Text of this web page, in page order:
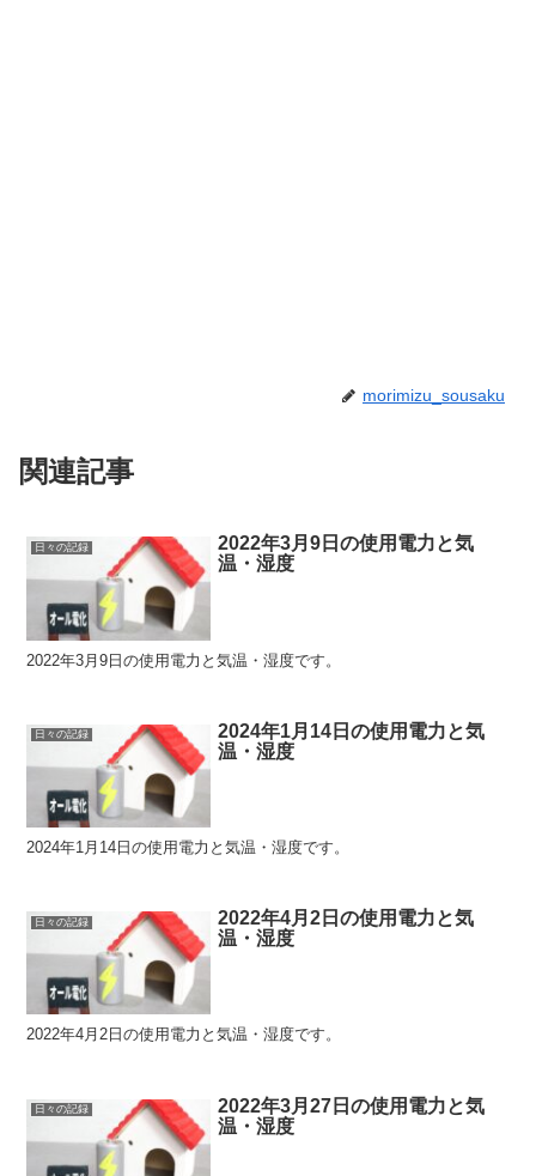
morimizu_sousaku
関連記事
日々の記録
2022年3月9日の使用電力と気
温・湿度
2022年3月9日の使用電力と気温・湿度です。
日々の記録
2024年1月14日の使用電力と気
温・湿度
2024年1月14日の使用電力と気温・湿度です。
日々の記録
2022年4月2日の使用電力と気
温・湿度
2022年4月2日の使用電力と気温・湿度です。
日々の記録
2022年3月27日の使用電力と気
温・湿度